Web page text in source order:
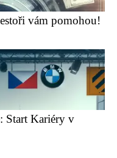
vám pomohou!
Start Kariéry v